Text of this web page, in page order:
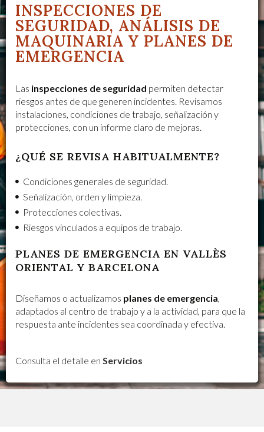
INSPECCIONES DE
SEGURIDAD, ANÁLISIS DE
MAQUINARIA Y PLANES DE
EMERGENCIA
Las inspecciones de seguridad permiten detectar
riesgos antes de que generen incidentes. Revisamos
instalaciones, condiciones de trabajo, señalización y
protecciones, con un informe claro de mejoras.
¿QUÉ SE REVISA HABITUALMENTE?
Condiciones generales de seguridad.
Señalización, orden y limpieza.
Protecciones colectivas.
Riesgos vinculados a equipos de trabajo.
PLANES DE EMERGENCIA EN VALLÈS
ORIENTAL Y BARCELONA
Diseñamos o actualizamos planes de emergencia,
adaptados al centro de trabajo y a la actividad, para que la
respuesta ante incidentes sea coordinada y efectiva.
Consulta el detalle en Servicios